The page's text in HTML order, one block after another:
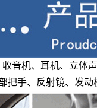
音机、耳机、立体
把手、反射镜、发